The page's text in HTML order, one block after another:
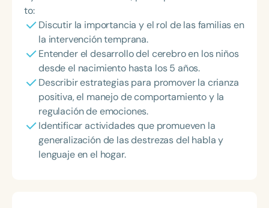
to:
Discutir la importancia y el rol de las familias en
la intervención temprana.
Entender el desarrollo del cerebro en los niños
desde el nacimiento hasta los 5 años.
Describir estrategias para promover la crianza
positiva, el manejo de comportamiento y la
regulación de emociones.
Identificar actividades que promueven la
generalización de las destrezas del habla y
lenguaje en el hogar.